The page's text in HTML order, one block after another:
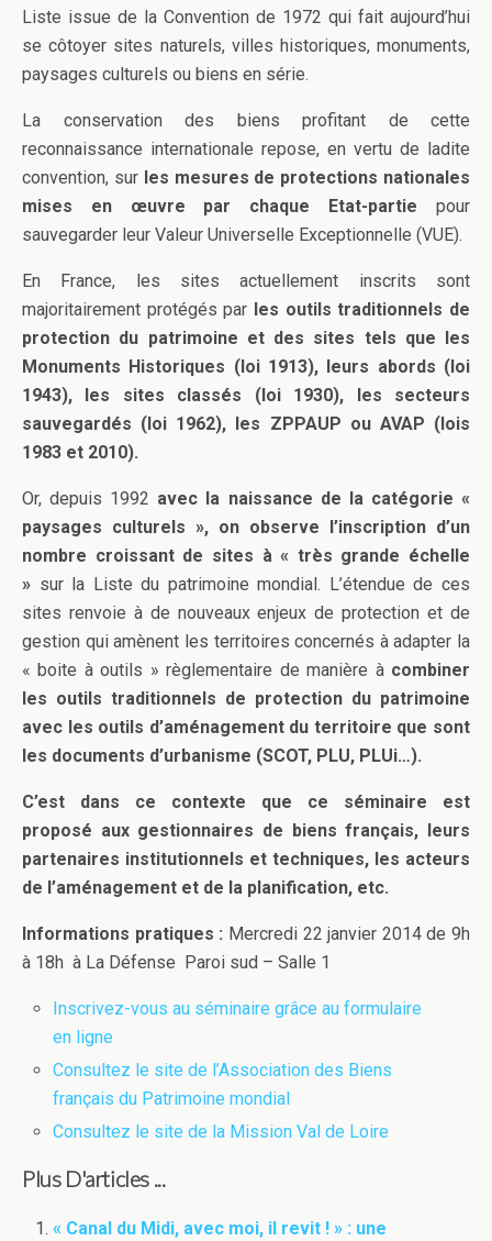
Liste issue de la Convention de 1972 qui fait aujourd’hui
se côtoyer sites naturels, villes historiques, monuments,
paysages culturels ou biens en série.
La conservation des biens profitant de cette
reconnaissance internationale repose, en vertu de ladite
convention, sur les mesures de protections nationales
mises en œuvre par chaque Etat-partie pour
sauvegarder leur Valeur Universelle Exceptionnelle (VUE).
En France, les sites actuellement inscrits sont
majoritairement protégés par les outils traditionnels de
protection du patrimoine et des sites tels que les
Monuments Historiques (loi 1913), leurs abords (loi
1943), les sites classés (loi 1930), les secteurs
sauvegardés (loi 1962), les ZPPAUP ou AVAP (lois
1983 et 2010).
Or, depuis 1992 avec la naissance de la catégorie «
paysages culturels », on observe l’inscription d’un
nombre croissant de sites à « très grande échelle
» sur la Liste du patrimoine mondial. L’étendue de ces
sites renvoie à de nouveaux enjeux de protection et de
gestion qui amènent les territoires concernés à adapter la
« boite à outils » règlementaire de manière à combiner
les outils traditionnels de protection du patrimoine
avec les outils d’aménagement du territoire que sont
les documents d’urbanisme (SCOT, PLU, PLUi…).
C’est dans ce contexte que ce séminaire est
proposé aux gestionnaires de biens français, leurs
partenaires institutionnels et techniques, les acteurs
de l’aménagement et de la planification, etc.
Informations pratiques : Mercredi 22 janvier 2014 de 9h
à 18h à La Défense Paroi sud – Salle 1
Inscrivez-vous au séminaire grâce au formulaire
en ligne
Consultez le site de l’Association des Biens
français du Patrimoine mondial
Consultez le site de la Mission Val de Loire
Plus D'articles ...
« Canal du Midi, avec moi, il revit ! » : une